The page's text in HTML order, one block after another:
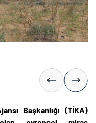
Başkanlığı (TİKA)